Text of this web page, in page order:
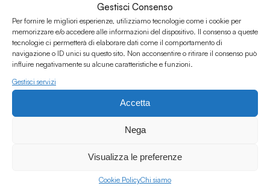
Gestisci Consenso
Per fornire le migliori esperienze, utilizziamo tecnologie come i cookie per
memorizzare e/o accedere alle informazioni del dispositivo. Il consenso a queste
tecnologie ci permetterà di elaborare dati come il comportamento di
navigazione o ID unici su questo sito. Non acconsentire o ritirare il consenso può
influire negativamente su alcune caratteristiche e funzioni.
Gestisci servizi
Accetta
Nega
Visualizza le preferenze
Cookie PolicyChi siamo
Area Contaminata #232 w/ Alberto Simoni
Synth-pop/Techno